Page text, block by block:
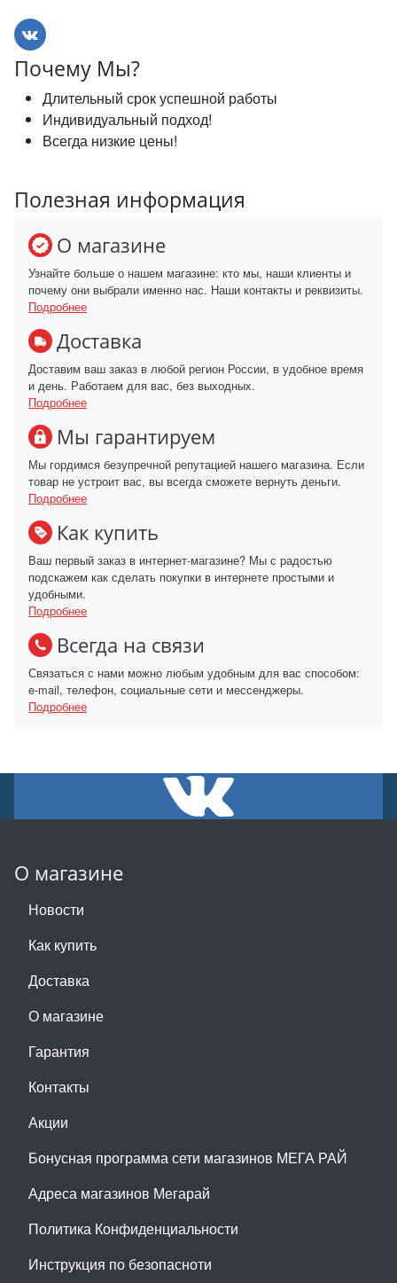
Почему Мы?
Длительный срок успешной работы
Индивидуальный подход!
Всегда низкие цены!
Полезная информация
О магазине
Узнайте больше о нашем магазине: кто мы, наши клиенты и
почему они выбрали именно нас. Наши контакты и реквизиты.
Подробнее
Доставка
Доставим ваш заказ в любой регион России, в удобное время
и день. Работаем для вас, без выходных.
Подробнее
Мы гарантируем
Мы гордимся безупречной репутацией нашего магазина. Если
товар не устроит вас, вы всегда сможете вернуть деньги.
Подробнее
Как купить
Ваш первый заказ в интернет-магазине? Мы с радостью
подскажем как сделать покупки в интернете простыми и
удобными.
Подробнее
Всегда на связи
Связаться с нами можно любым удобным для вас способом:
e-mail, телефон, социальные сети и мессенджеры.
Подробнее
О магазине
Новости
Как купить
Доставка
О магазине
Гарантия
Контакты
Акции
Бонусная программа сети магазинов МЕГА РАЙ
Адреса магазинов Мегарай
Политика Конфиденциальности
Инструкция по безопасноти